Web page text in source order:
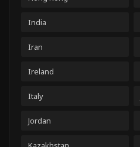
India
Iran
Ireland
Italy
Jordan